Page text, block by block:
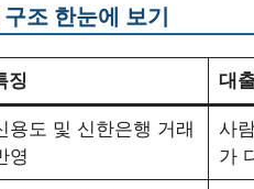
조 한눈에 보기
징 대
용도 및 신한은행 거래
영
사
가